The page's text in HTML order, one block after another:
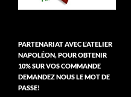
PARTENARIAT AVEC L’ATELIER
NAPOLÉON, POUR OBTENIR
10% SUR VOS COMMANDE
DEMANDEZ NOUS LE MOT DE
PASSE!